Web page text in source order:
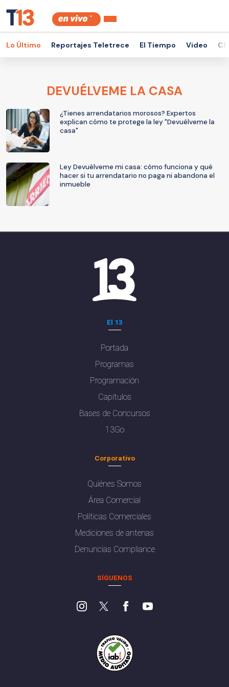
Lo Último Reportajes Teletrece El Tiempo Video
DEVUÉLVEME LA CASA
¿Tienes arrendatarios morosos? Expertos
explican cómo te protege la ley "Devuélveme la
casa"
Ley Devuélveme mi casa: cómo funciona y qué
hacer si tu arrendatario no paga ni abandona el
inmueble
El 13
Portada
Programas
Programación
Capítulos
Bases de Concursos
13Go
Corporativo
Quiénes Somos
Área Comercial
Políticas Comerciales
Mediciones de antenas
Denuncias Compliance
SÍGUENOS